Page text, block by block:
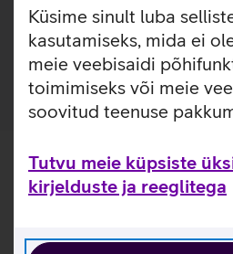
Küsime sinult luba
kasutamiseks, mida ei
meie veebisaidi
toimimiseks või meie
soovitud teenuse
Tutvu meie küpsiste
kirjelduste ja reeglitega
kriimustuste ja kukkumiste eest.
annab paindlikkuse selle